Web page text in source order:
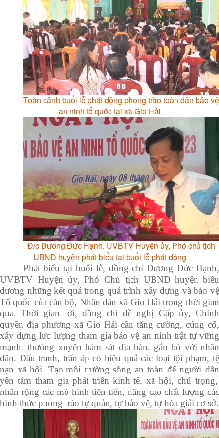
Toàn cảnh buổi lễ phát động phong trào toàn dân bảo vệ
an ninh tổ quốc tại xã Gio Hải
Đ/c Dương Đức Hạnh, UVBTV Huyện ủy, Phó chủ tịch
UBND huyện phát biểu tại buổi lễ phát động
Phát biểu tại buổi lễ, đồng chíDương Đức Hạnh,
UVBTV Huyện ủy,Phó Chủ tịch UBND huyện biểu
dương những kết quả trong quá trình xây dựng và bảo vệ
Tổ quốc của cán bộ, Nhân dân xã Gio Hải trong thời gian
qua. Thời gian tới, đồng chí đề nghị Cấp ủy, Chính
quyền địa phương xã Gio Hải cần tăng cường, củng cố,
xây dựng lực lượng tham gia bảo vệ an ninh trật tự vững
mạnh, thường xuyên bám sát địa bàn, gắn bó với nhân
dân. Đấu tranh, trấn áp có hiệu quả các loại tội phạm, tệ
nạn xã hội. Tạo môi trường sống an toàn để người dân
yên tâm tham gia phát triển kinh tế, xã hội, chú trọng,
nhân rộng các mô hình tiên tiến, nâng cao chất lượng các
hình thức phong trào tự quản, tự bảo vệ, tự hòa giải cơ sở.